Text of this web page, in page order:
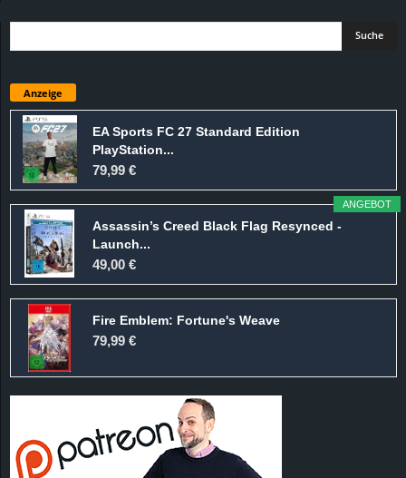
Anzeige
EA Sports FC 27 Standard Edition
PlayStation...
79,99 €
ANGEBOT
Assassin’s Creed Black Flag Resynced -
Launch...
49,00 €
Fire Emblem: Fortune's Weave
79,99 €